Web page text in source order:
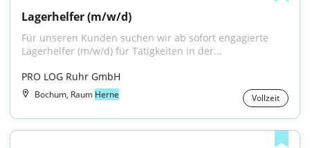
Lagerhelfer (m/w/d)
Für unseren Kunden suchen wir ab sofort engagierte
Lagerhelfer (m/w/d) für Tätigkeiten in der...
PRO LOG Ruhr GmbH
Bochum, Raum Herne Vollzeit